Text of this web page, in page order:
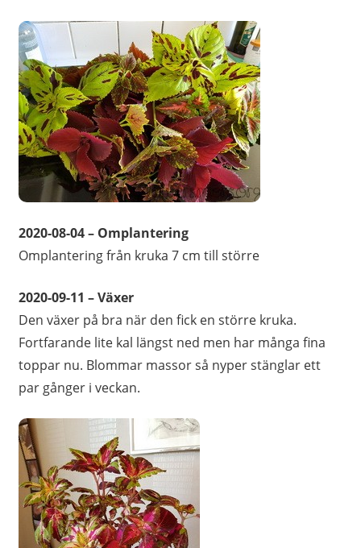
2020-08-04 – Omplantering
Omplantering från kruka 7 cm till större
2020-09-11 – Växer
Den växer på bra när den fick en större kruka.
Fortfarande lite kal längst ned men har många fina
toppar nu. Blommar massor så nyper stänglar ett
par gånger i veckan.